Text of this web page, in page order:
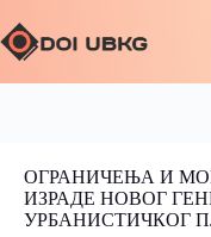
ОГРАНИЧЕЊА И
ИЗРАДЕ НОВОГ
УРБАНИСТИЧКОГ